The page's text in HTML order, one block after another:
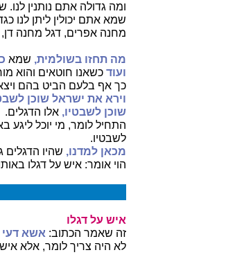
ומה גדולה אתם נותנין
שמא אתם יכולין ליתן לנו
מחנה אפרים, דגל מחנה דן,
מה תחזו בשולמית, שמא
ועוד כשאנו חוטאים והוא
כך אף בלעם הביט בהם ויצא
וירא את ישראל שוכן
שוכן לשבטיו, אלו הדגלים.
התחיל לומר, מי יוכל ליגע
לשבטיו.
מכאן למדנו, שהיו הדגלים
הוי אומר: איש על דגלו
איש על דגלו
זה שאמר הכתוב: אשא דעי
לא היה צריך לומר, אלא איש